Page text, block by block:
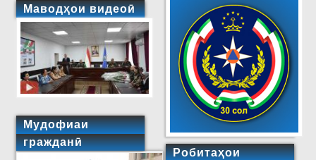
Маводҳои видеоӣ
Мудофиаи
гражданӣ
Робитаҳои